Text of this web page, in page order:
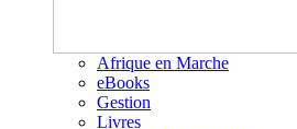
Afrique en Marche
eBooks
Gestion
Livres